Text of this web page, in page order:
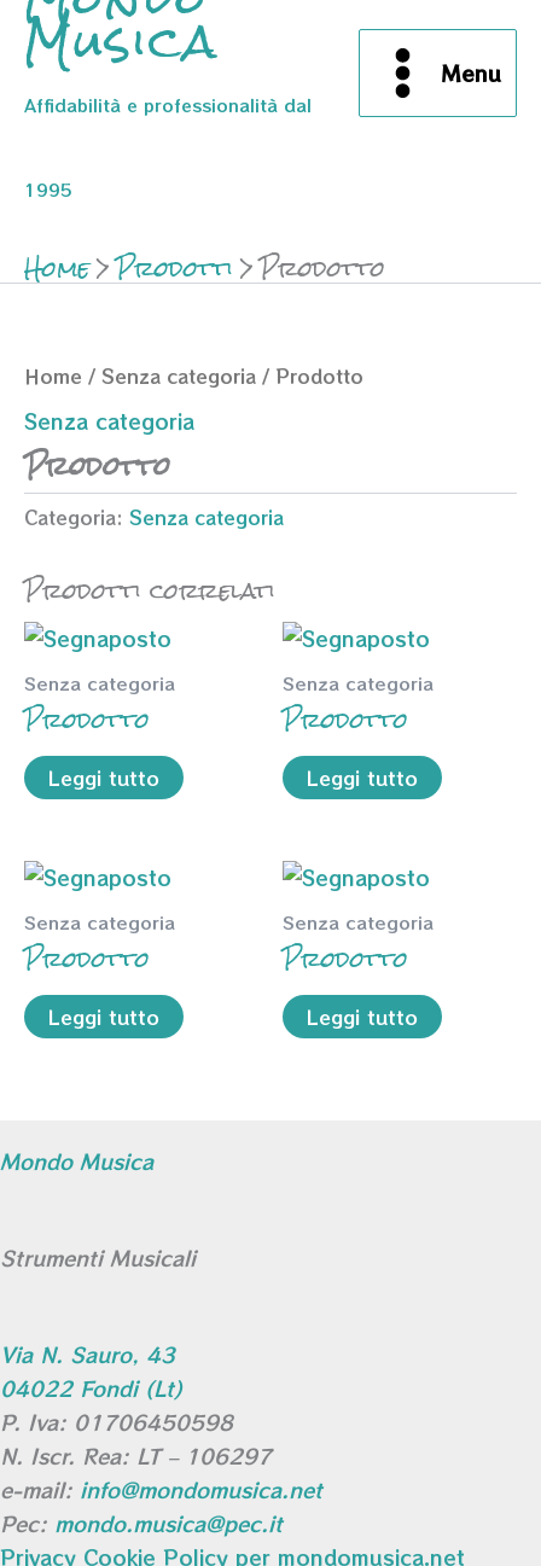
Musica
Affidabilità e professionalità dal
1995
Menu
Home Prodotti Prodotto
Home / Senza categoria / Prodotto
Senza categoria
Prodotto
Categoria: Senza categoria
Prodotti correlati
Senza categoria
Prodotto
Leggi tutto
Senza categoria
Prodotto
Leggi tutto
Senza categoria
Prodotto
Leggi tutto
Senza categoria
Prodotto
Leggi tutto
Mondo Musica
Strumenti Musicali
Via N. Sauro, 43
04022 Fondi (Lt)
P. Iva: 01706450598
N. Iscr. Rea: LT – 106297
e-mail: info@mondomusica.net
Pec: mondo.musica@pec.it
Privacy Cookie Policy per mondomusica.net